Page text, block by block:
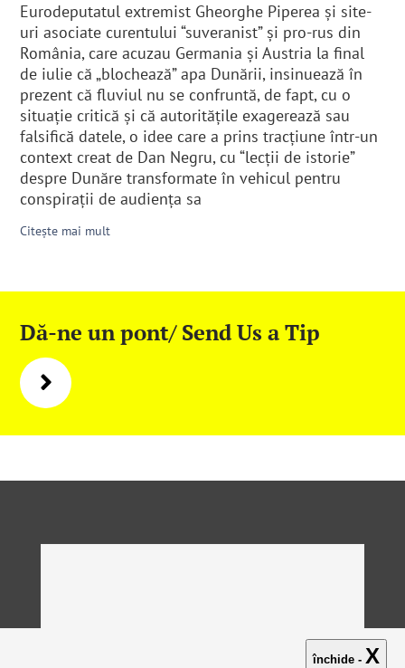
Eurodeputatul extremist Gheorghe Piperea și site-
uri asociate curentului “suveranist” și pro-rus din
România, care acuzau Germania și Austria la final
de iulie că „blochează” apa Dunării, insinuează în
prezent că fluviul nu se confruntă, de fapt, cu o
situație critică și că autoritățile exagerează sau
falsifică datele, o idee care a prins tracțiune într-un
context creat de Dan Negru, cu “lecții de istorie”
despre Dunăre transformate în vehicul pentru
conspirații de audiența sa
Citește mai mult
Dă-ne un pont/ Send Us a Tip
închide - X